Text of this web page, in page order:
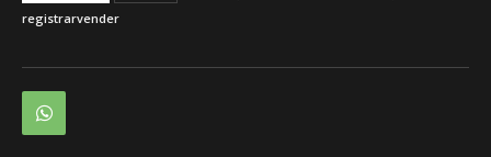
registrarvender